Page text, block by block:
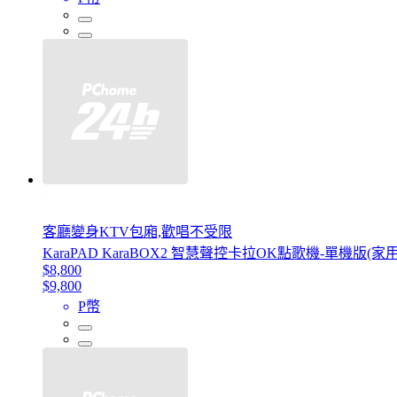
客廳變身KTV包廂,歡唱不受限
KaraPAD KaraBOX2 智慧聲控卡拉OK點歌機-單機版(家
$8,800
$9,800
P幣